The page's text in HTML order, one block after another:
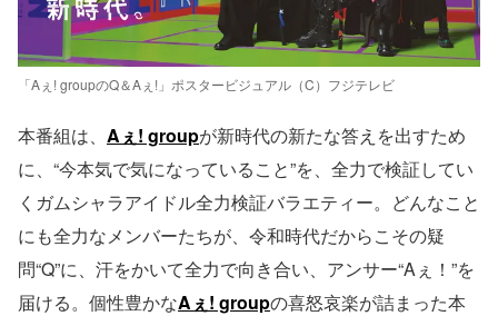
「Aぇ! groupのQ＆Aぇ!」ポスタービジュアル（C）フジテレビ
本番組は、 Aぇ! groupが新時代の新たな答えを出すため
に、“今本気で気になっていること”を、全力で検証してい
くガムシャラアイドル全力検証バラエティー。どんなこと
にも全力なメンバーたちが、令和時代だからこその疑
問“Q”に、汗をかいて全力で向き合い、アンサー“Aぇ！”を
届ける。個性豊かなAぇ! groupの喜怒哀楽が詰まった本